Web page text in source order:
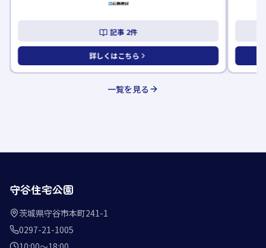
記事 2件
詳しくはこちら
一覧を見る
守谷住宅公園
茨城県守谷市本町241-1
0297-21-1005